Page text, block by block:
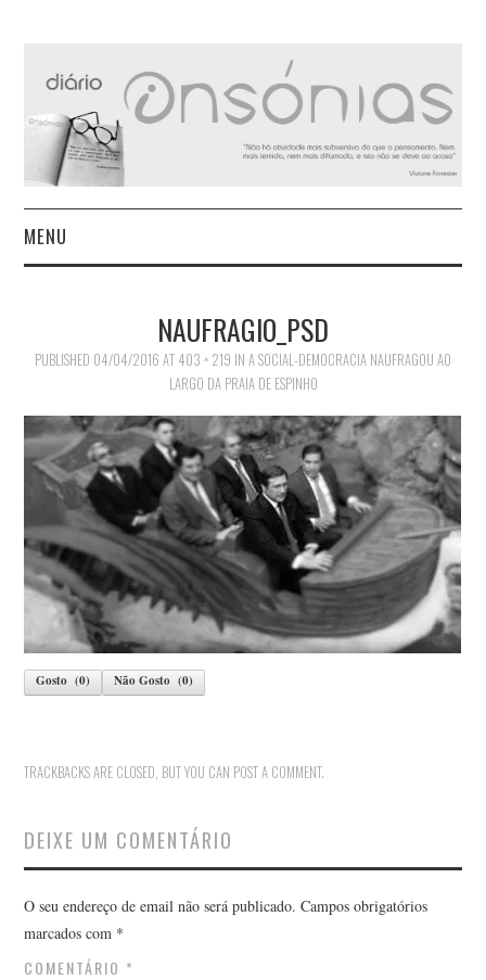
MENU
POLÍTICA DE
PRIVACIDADE
NAUFRAGIO_PSD
PUBLISHED 04/04/2016 AT 403 × 219 IN A SOCIAL-DEMOCRACIA NAUFRAGOU AO
LARGO DA PRAIA DE ESPINHO
Gosto (0) Não Gosto (0)
TRACKBACKS ARE CLOSED, BUT YOU CAN POST A COMMENT.
DEIXE UM COMENTÁRIO
O seu endereço de email não será publicado. Campos obrigatórios
marcados com *
COMENTÁRIO *